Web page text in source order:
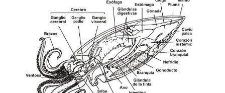
e
b
o
o
k
te
r
p
a
rt
ei
x